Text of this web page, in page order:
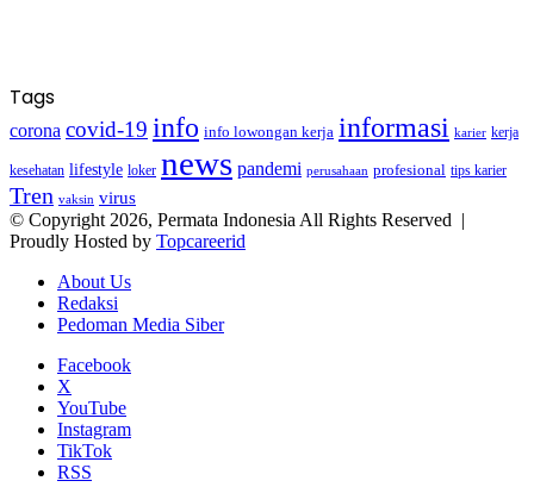
Tags
corona covid-19 info info lowongan kerja informasi karier kerja
kesehatan lifestyle loker news pandemi perusahaan profesional tips karier
Tren vaksin virus
© Copyright 2026, Permata Indonesia All Rights Reserved |
Proudly Hosted by Topcareerid
About Us
Redaksi
Pedoman Media Siber
Facebook
X
YouTube
Instagram
TikTok
RSS